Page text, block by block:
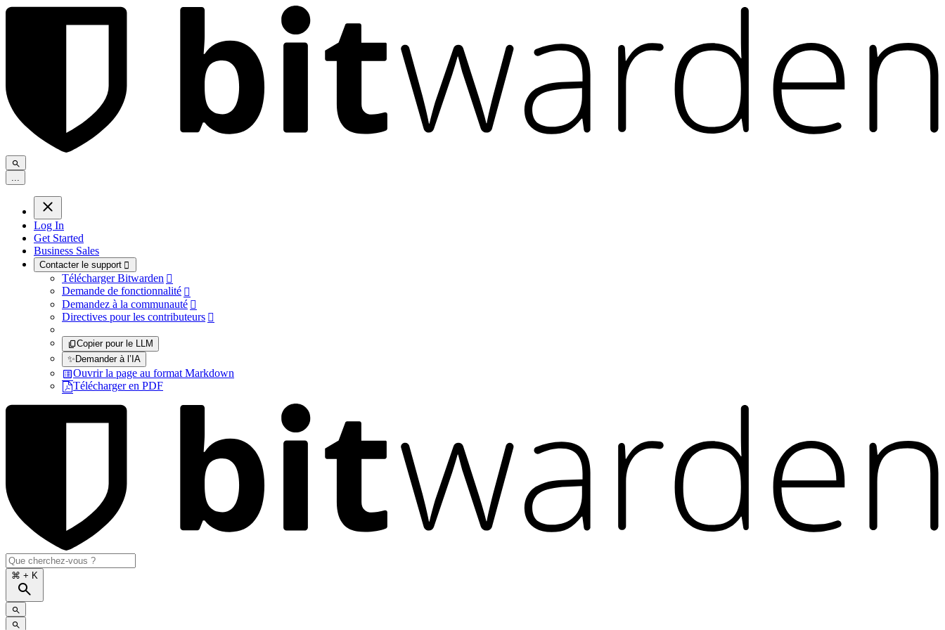
Log In
Get Started
Business Sales
Contacter le support 
Télécharger Bitwarden 
Demande de fonctionnalité 
Demandez à la communauté 
Directives pour les contributeurs 
Copier pour le LLM
✨Demander à l’IA
Ouvrir la page au format Markdown
Télécharger en PDF
⌘ + K